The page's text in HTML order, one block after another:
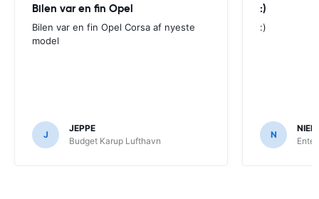
Bilen var en fin Opel
Bilen var en fin Opel Corsa af nyeste
model
J
JEPPE
Budget Karup Lufthavn
:)
:)
N